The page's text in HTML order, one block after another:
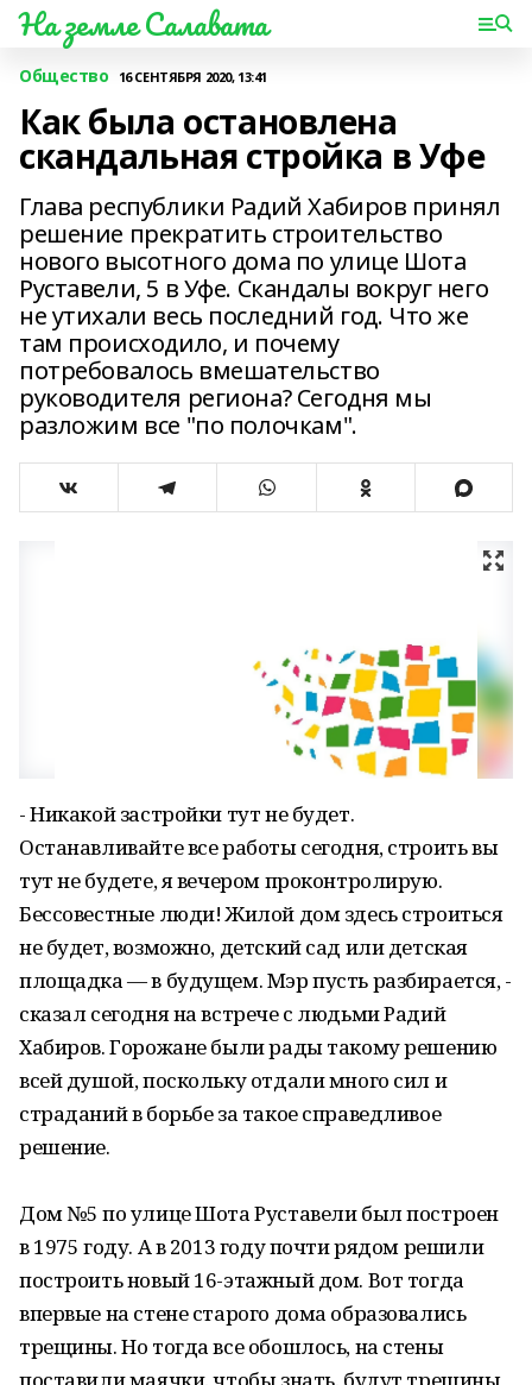
На земле Салавата
Общество 16 СЕНТЯБРЯ 2020, 13:41
Как была остановлена
скандальная стройка в Уфе
Глава республики Радий Хабиров принял
решение прекратить строительство
нового высотного дома по улице Шота
Руставели, 5 в Уфе. Скандалы вокруг него
не утихали весь последний год. Что же
там происходило, и почему
потребовалось вмешательство
руководителя региона? Сегодня мы
разложим все "по полочкам".
- Никакой застройки тут не будет.
Останавливайте все работы сегодня, строить вы
тут не будете, я вечером проконтролирую.
Бессовестные люди! Жилой дом здесь строиться
не будет, возможно, детский сад или детская
площадка — в будущем. Мэр пусть разбирается, -
сказал сегодня на встрече с людьми Радий
Хабиров. Горожане были рады такому решению
всей душой, поскольку отдали много сил и
страданий в борьбе за такое справедливое
решение.
Дом №5 по улице Шота Руставели был построен
в 1975 году. А в 2013 году почти рядом решили
построить новый 16-этажный дом. Вот тогда
впервые на стене старого дома образовались
трещины. Но тогда все обошлось, на стены